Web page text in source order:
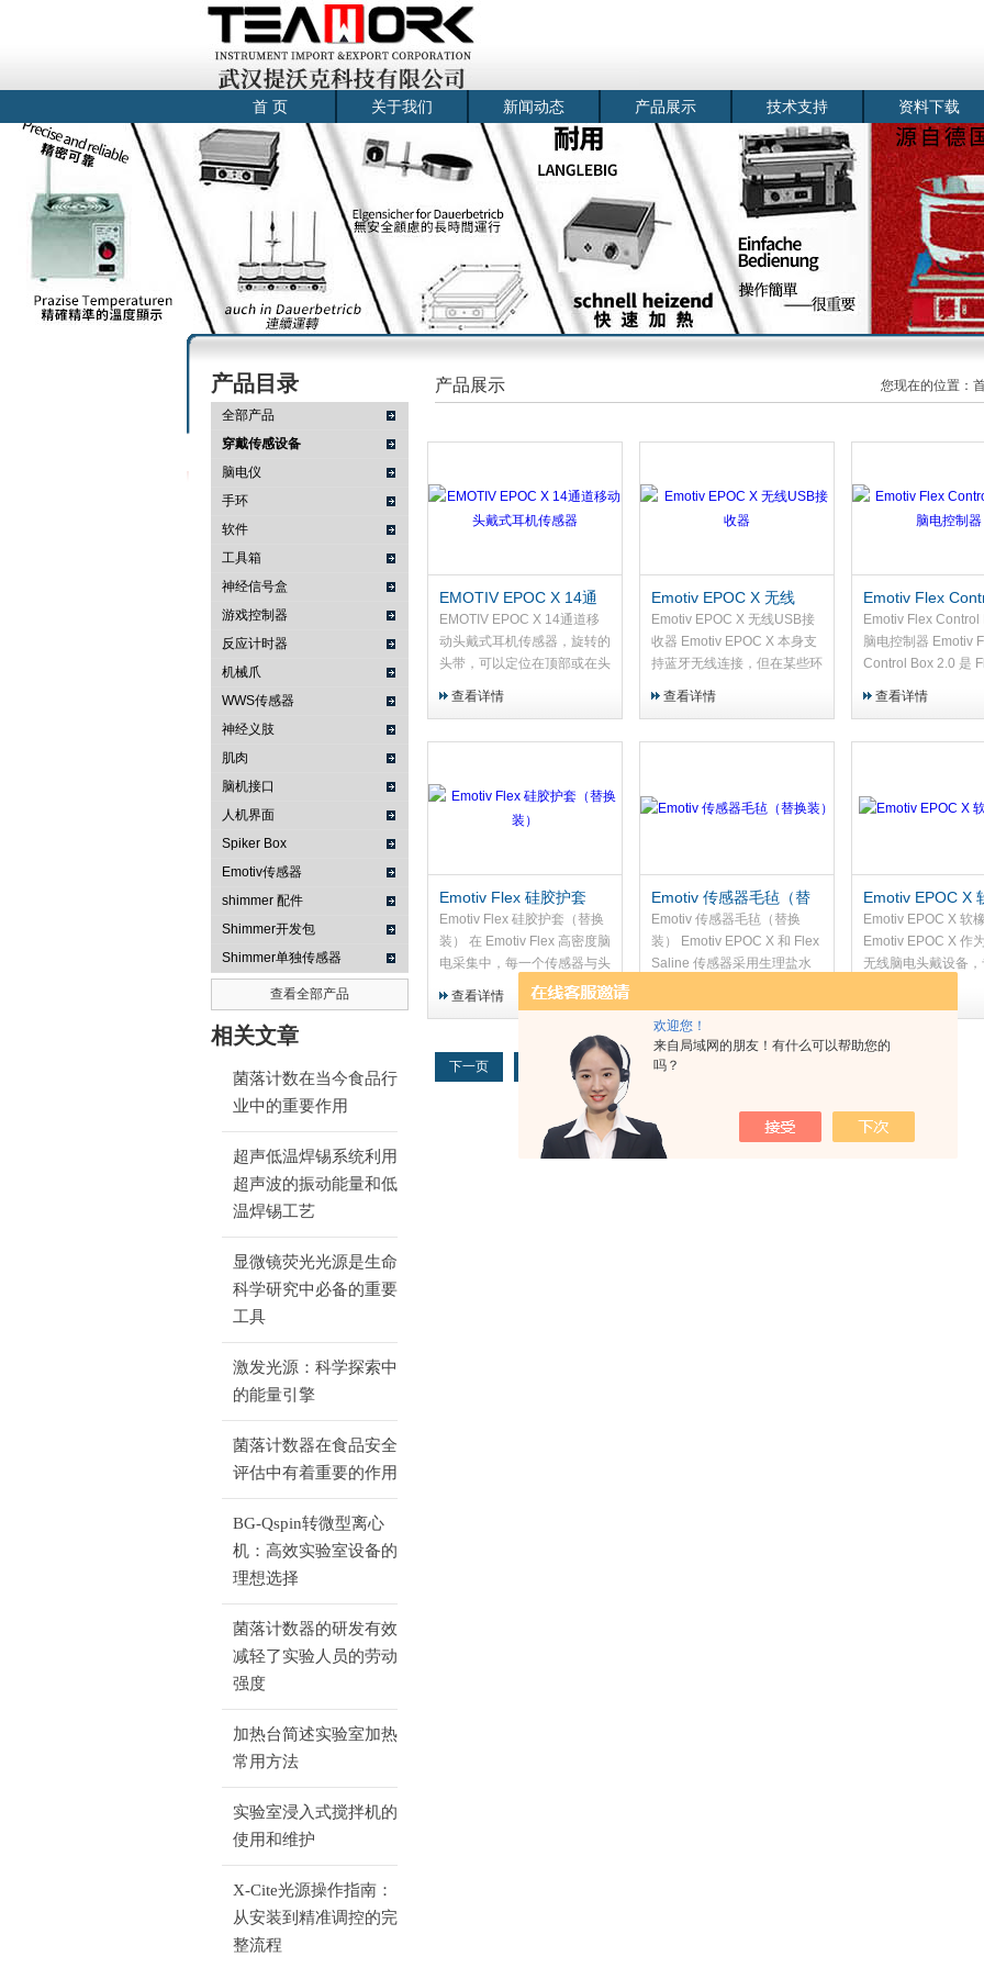
欢迎您！
来自局域网的朋友！有什么可以帮助您的
吗？
武汉提沃克科技有限公司
首 页 关于我们 新闻动态 产品展示 技术支持 资料下载
产品目录
全部产品
穿戴传感设备
脑电仪
手环
软件
工具箱
神经信号盒
游戏控制器
反应计时器
机械爪
WWS传感器
神经义肢
肌肉
脑机接口
人机界面
Spiker Box
Emotiv传感器
shimmer 配件
Shimmer开发包
Shimmer单独传感器
查看全部产品
相关文章
菌落计数在当今食品行
业中的重要作用
超声低温焊锡系统利用
超声波的振动能量和低
温焊锡工艺
显微镜荧光光源是生命
科学研究中必备的重要
工具
激发光源：科学探索中
的能量引擎
菌落计数器在食品安全
评估中有着重要的作用
BG-Qspin转微型离心
机：高效实验室设备的
理想选择
菌落计数器的研发有效
减轻了实验人员的劳动
强度
加热台简述实验室加热
常用方法
实验室浸入式搅拌机的
使用和维护
X-Cite光源操作指南：
从安装到精准调控的完
整流程
产品展示 您现在的位置：
EMOTIV EPOC X 14通
道移动头戴式耳机传感器
EMOTIV EPOC X 14通道移
动头戴式耳机传感器，旋转的
头带，可以定位在顶部或在头
部，适合睡眠研究。
查看详情
Emotiv EPOC X 无线
USB接收器
Emotiv EPOC X 无线USB接
收器 Emotiv EPOC X 本身支
持蓝牙无线连接，但在某些环
无线设备共存的场所，或对数
为 EPOC X 优化，提供更稳
定、更低延迟的专用无线通
查看详情
Emotiv Flex
2.0 脑电控制器
Emotiv Flex Control
脑电控制器 Emotiv
Control Box 2.0 是
它将 EMOTIV 成熟
属口袋，让您摆脱线
在真实世界中自由采
查看详情
Emotiv Flex 硅胶护套
（替换装）
Emotiv Flex 硅胶护套（替换
装） 在 Emotiv Flex 高密度脑
电采集中，每一个传感器与头
皮的稳定接触都直接影响数据
质量。这款硅胶护套
系统设计，套在传感器底座周
围，形成柔性缓冲区域，既能
有效固定导电介质（凝胶/盐
水），又能大幅提升佩戴舒适
度，是长时间、高质量采集的
查看详情
Emotiv 传感器毛毡（替
换装）
Emotiv 传感器毛毡（替换
装） Emotiv EPOC X 和 Flex
Saline 传感器采用生理盐水
水的载体。它像一座微小的桥
梁，将盐水均匀分布在皮肤与
传感器之间，确保低阻抗、高
信噪比的信号传输。作为消耗
而变脏、磨损，导致信号质量
下降。定期更换毛毡，是维持
设备性能的简单而关键的一
Emotiv EPOC X
护垫
Emotiv EPOC X 软
Emotiv EPOC X 作
无线脑电头戴设备
景设计。而直接影响
支点。这款软橡胶护
接触质感，让您在数
验、训练或体验中，
下一页